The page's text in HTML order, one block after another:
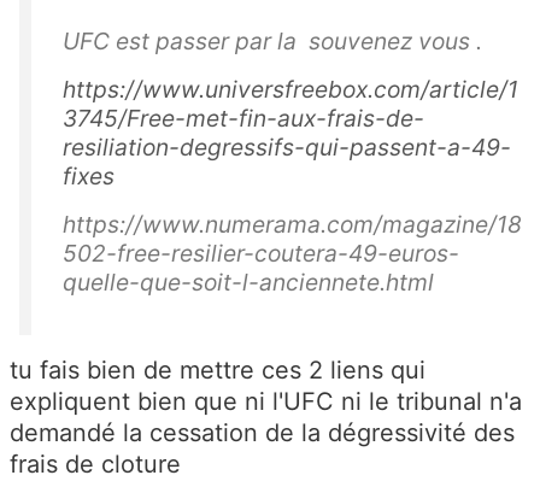
UFC est passer par la souvenez vous .
https://www.universfreebox.com/article/1
3745/Free-met-fin-aux-frais-de-
resiliation-degressifs-qui-passent-a-49-
fixes
https://www.numerama.com/magazine/18
502-free-resilier-coutera-49-euros-
quelle-que-soit-l-anciennete.html
tu fais bien de mettre ces 2 liens qui
expliquent bien que ni l'UFC ni le tribunal n'a
demandé la cessation de la dégressivité des
frais de cloture